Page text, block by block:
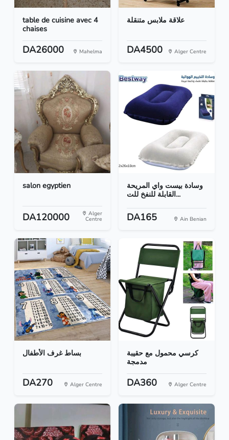
table de cuisine avec 4
chaises
DA26000 Mahelma
علاقة ملابس متنقلة
DA4500 Alger Centre
salon egyptien
DA120000 Alger
Centre
وسادة بيست واي المريحة
القابلة للنفخ للت...
DA165 Ain Benian
بساط غرف الأطفال
DA270 Alger Centre
كرسي محمول مع حقيبة
مدمجة
DA360 Alger Centre